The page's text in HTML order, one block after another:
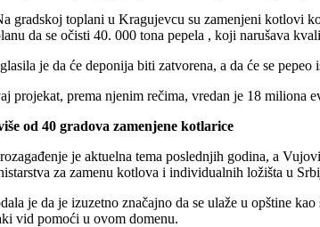
gradskoj toplani u Kragujevcu su zamenjeni kotlovi
da se očisti 40. 000 tona pepela , koji narušava
je da će deponija biti zatvorena, a da će se
projekat, prema njenim rečima, vredan je 18 miliona
od 40 gradova zamenjene kotlarice
je aktuelna tema poslednjih godina, a
za zamenu kotlova i individualnih ložišta u
je da je izuzetno značajno da se ulaže u opštine
vid pomoći u ovom domenu.